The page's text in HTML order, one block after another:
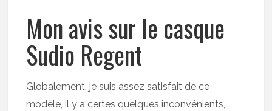
Mon avis sur le casque
Sudio Regent
Globalement, je suis assez satisfait de ce
modèle, il y a certes quelques inconvénients,